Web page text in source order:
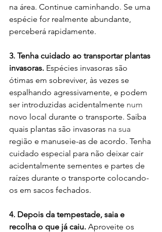
na área. Continue caminhando. Se uma
espécie for realmente abundante,
perceberá rapidamente.
3. Tenha cuidado ao transportar plantas
invasoras. Espécies invasoras são
ótimas em sobreviver, às vezes se
espalhando agressivamente, e podem
ser introduzidas acidentalmente num
novo local durante o transporte. Saiba
quais plantas são invasoras na sua
região e manuseie-as de acordo. Tenha
cuidado especial para não deixar cair
acidentalmente sementes e partes de
raízes durante o transporte colocando-
os em sacos fechados.
4. Depois da tempestade, saia e
recolha o que já caiu. Aproveite os